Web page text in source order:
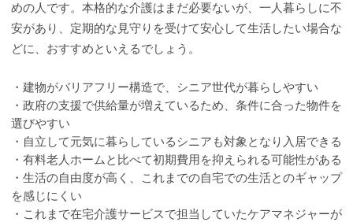
めの人です。本格的な介護はまだ必要ないが、一人暮らしに不
安があり、定期的な見守りを受けて安心して生活したい場合な
どに、おすすめといえるでしょう。
・建物がバリアフリー構造で、シニア世代が暮らしやすい
・政府の支援で供給量が増えているため、条件に合った物件を
選びやすい
・自立して元気に暮らしているシニアも対象となり入居できる
・有料老人ホームと比べて初期費用を抑えられる可能性がある
・生活の自由度が高く、これまでの自宅での生活とのギャップ
を感じにくい
・これまで在宅介護サービスで担当していたケアマネジャーが